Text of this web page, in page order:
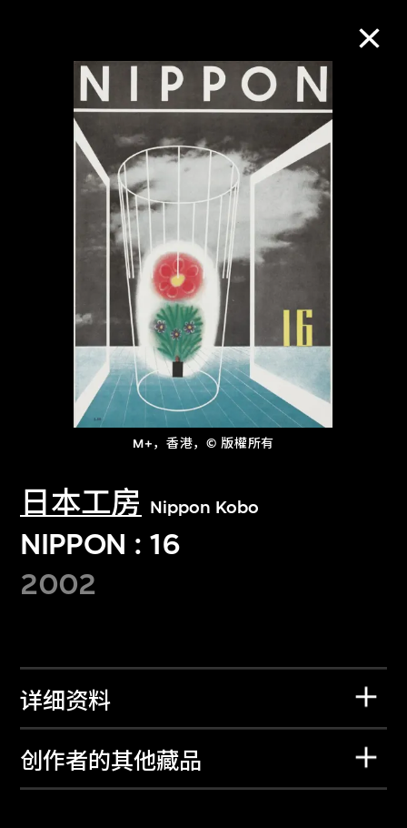
M+，香港，© 版權所有
日本工房 Nippon Kobo
NIPPON : 16
2002
详细资料
创作者的其他藏品
M+藏品
进一步筛选
关于M+藏品
探索世界顶级的二十及二十一世纪视觉
文化藏品。